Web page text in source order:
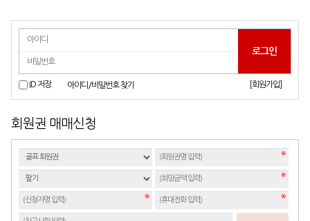
ID 저장 아이디/비밀번호 찾기 [회원가입]
회원권 매매신청